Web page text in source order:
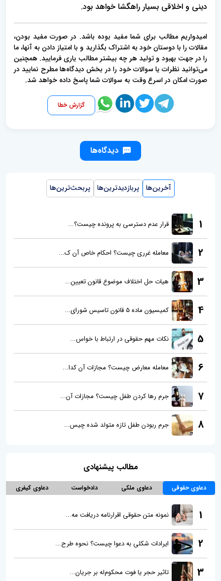
دینی و اخلاقی بسیار راهگشا خواهد بود.
امیدواریم مطالب برای شما مفید بوده باشد. در صورت مفید بودن،
مقالات را با دوستان خود به اشتراک بگذارید و با امتیاز دادن به آنها، ما
را در جهت بهبود و تولید هر چه بیشتر مطالب یاری فرمایید. همچنین
می‌توانید نظرات یا سوالات خود را در بخش دیدگاه‌ها مطرح نمایید در
صورت امکان در اسرع وقت به سوالات شما پاسخ داده خواهد شد.
گزارش خطا
دیدگاه‌ها
آخرین‌ها پربازدیدترین‌ها پربحث‌ترین‌ها
1 قرار عدم دسترسی به پرونده چیست؟...
2 معامله غرری چیست؟ احکام خاص آن ک...
3 هیات حل اختلاف موضوع قانون تعیین...
4 کمیسیون ماده 5 قانون تاسیس شورای...
5 نکات مهم حقوقی در ارتباط با خواس...
6 معامله معارض چیست؟ مجازات آن کدا...
7 جرم رها کردن طفل چیست؟ مجازات آن...
8 جرم ربودن طفل تازه متولد شده چیس...
مطالب پیشنهادی
دعاوی حقوقی دعاوی ملکی دادخواست دعاوی کیفری
1 نمونه متن حقوقی اقرارنامه دریافت مه...
2 ایرادات شکلی به دعوا چیست؟ نحوه طرح...
3 تاثیر حجر یا فوت محکوم‌له بر جریان...